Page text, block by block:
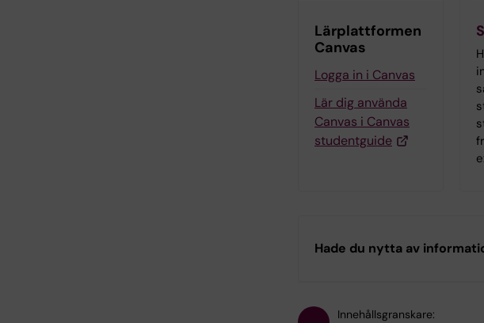
Lärplattformen
Canvas
Logga in i Canvas
Lär dig använda
Canvas i Canvas
studentguide
Hade du nytta av
Innehållsgranskare: